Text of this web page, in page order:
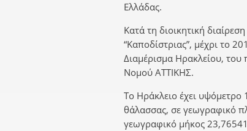
Ελλάδας.
Κατά τη διοικητική
“Καποδίστριας”, μέχρι το
Διαμέρισμα Ηρακλείου,
Νομού ΑΤΤΙΚΗΣ.
Το Ηράκλειο έχει υψόμετρο
θάλασσας, σε γεωγραφικό
γεωγραφικό μήκος